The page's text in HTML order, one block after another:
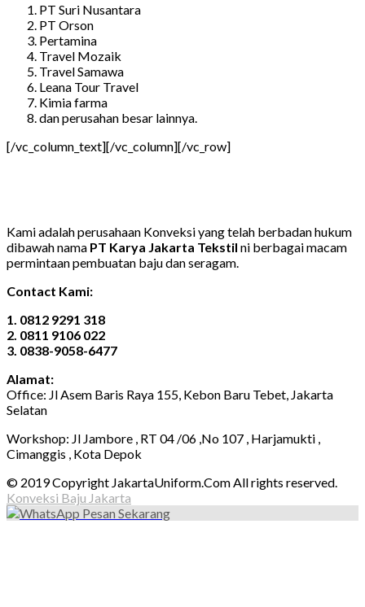
PT Suri Nusantara
PT Orson
Pertamina
Travel Mozaik
Travel Samawa
Leana Tour Travel
Kimia farma
dan perusahan besar lainnya.
[/vc_column_text][/vc_column][/vc_row]
Kami adalah perusahaan Konveksi yang telah berbadan hukum
dibawah nama PT Karya Jakarta Tekstil ni berbagai macam
permintaan pembuatan baju dan seragam.
Contact Kami:
1. 0812 9291 318
2. 0811 9106 022
3. 0838-9058-6477
Alamat:
Office: Jl Asem Baris Raya 155, Kebon Baru Tebet, Jakarta
Selatan
Workshop: Jl Jambore , RT 04 /06 ,No 107 , Harjamukti ,
Cimanggis , Kota Depok
© 2019 Copyright JakartaUniform.Com All rights reserved.
Konveksi Baju Jakarta
Pesan Sekarang